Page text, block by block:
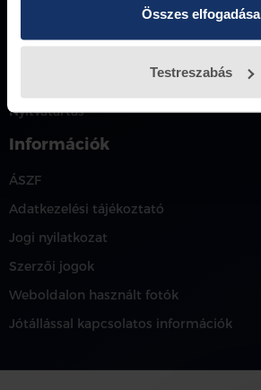
Összes elfogadása
Testreszabás
ulloiweb@petranyiauto.hu
Petrányi Autó
Nyitvatartás
Információk
ÁSZF
Adatkezelési tájékoztató
Jogi nyilatkozat
Szerzői jogok
Weboldalon használt fotók
Jótállással kapcsolatos információk